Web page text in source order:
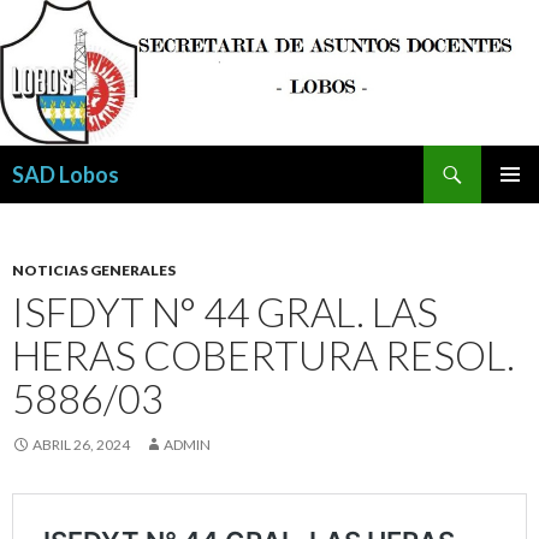
SAD Lobos
NOTICIAS GENERALES
ISFDYT N° 44 GRAL. LAS
HERAS COBERTURA RESOL.
5886/03
ABRIL 26, 2024 ADMIN